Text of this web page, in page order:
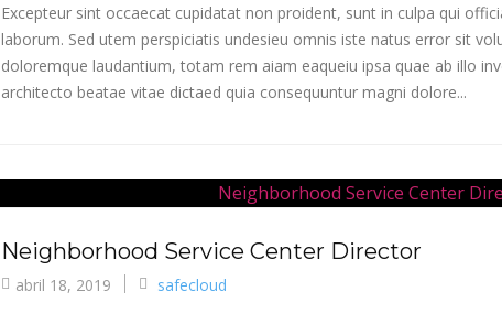
Excepteur sint occaecat cupidatat non proident, sunt in culpa qui
laborum. Sed utem perspiciatis undesieu omnis iste natus error sit
doloremque laudantium, totam rem aiam eaqueiu ipsa quae ab illo
architecto beatae vitae dictaed quia consequuntur magni dolore...
Neighborhood Service Center Director
abril 18, 2019 safecloud